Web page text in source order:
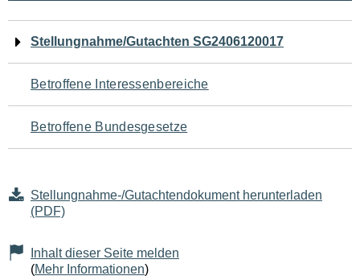
Navigation
für
den
Seiteninhalt
Stellungnahme/Gutachten SG2406120017
Betroffene Interessenbereiche
Betroffene Bundesgesetze
Stellungnahme-/Gutachtendokument herunterladen
(PDF)
Inhalt dieser Seite melden
(Mehr Informationen)